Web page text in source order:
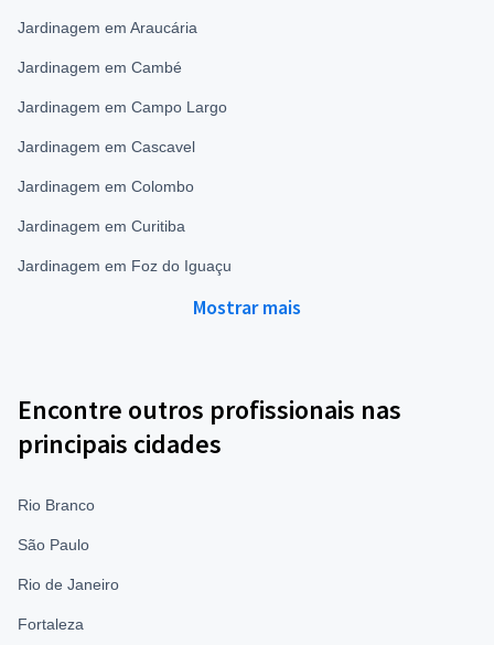
Jardinagem em Araucária
Jardinagem em Cambé
Jardinagem em Campo Largo
Jardinagem em Cascavel
Jardinagem em Colombo
Jardinagem em Curitiba
Jardinagem em Foz do Iguaçu
Mostrar mais
Encontre outros profissionais nas
principais cidades
Rio Branco
São Paulo
Rio de Janeiro
Fortaleza